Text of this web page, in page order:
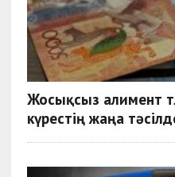
Жосықсыз алимент
күрестің жаңа